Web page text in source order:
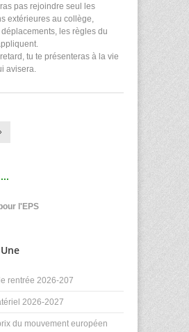
pas rejoindre seul les
extérieures au collège,
déplacements, les règles du
tu te présenteras à la vie
avisera.
l'EPS
rentrée 2026-207
2026-2027
du mouvement européen